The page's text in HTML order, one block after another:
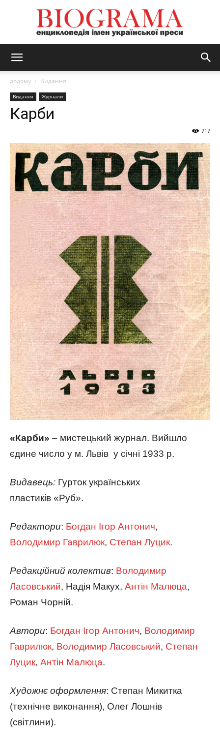
додому Видання
Видання Журнали
Карби
717
«Карби» – мистецький журнал. Вийшло
єдине число у м. Львів у січні 1933 р.
Видавець: Гурток українських
пластиків «Руб».
Редактори: Богдан Ігор Антонич,
Володимир Гаврилюк, Степан Луцик.
Редакційний колектив: Володимир
Ласовський, Надія Макух, Антін Малюца,
Роман Чорній.
Автори: Богдан Ігор Антонич, Володимир
Гаврилюк, Володимир Ласовський, Степан
Луцик, Антін Малюца.
Художнє оформлення: Степан Микитка
(технічне виконання), Олег Лошнів
(світлини).